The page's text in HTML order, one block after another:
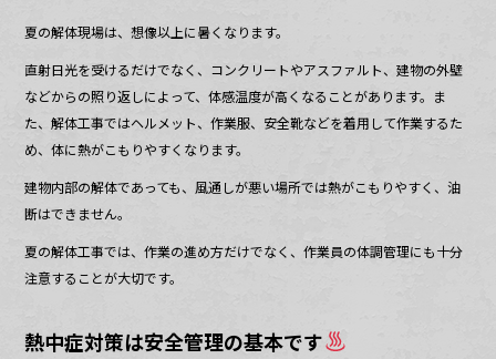
夏の解体現場は、想像以上に暑くなります。
直射日光を受けるだけでなく、コンクリートやアスファルト、建物の外壁
などからの照り返しによって、体感温度が高くなることがあります。ま
た、解体工事ではヘルメット、作業服、安全靴などを着用して作業するた
め、体に熱がこもりやすくなります。
建物内部の解体であっても、風通しが悪い場所では熱がこもりやすく、油
断はできません。
夏の解体工事では、作業の進め方だけでなく、作業員の体調管理にも十分
注意することが大切です。
熱中症対策は安全管理の基本です